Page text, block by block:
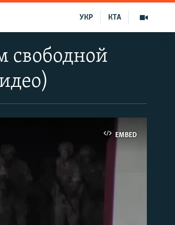
КТА
УКР
свободной
EMBED